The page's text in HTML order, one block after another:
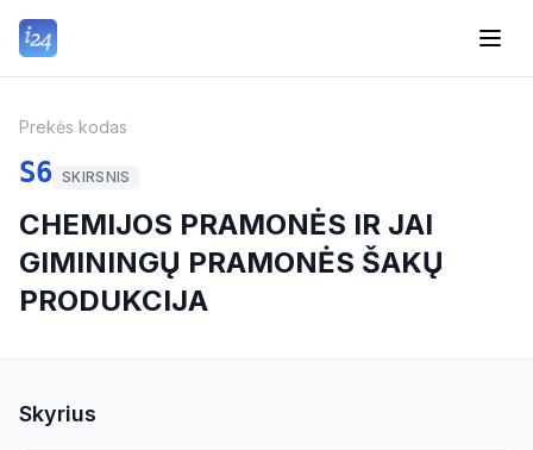
Prekės kodas
S6 SKIRSNIS
CHEMIJOS PRAMONĖS IR JAI
GIMININGŲ PRAMONĖS ŠAKŲ
PRODUKCIJA
Skyrius